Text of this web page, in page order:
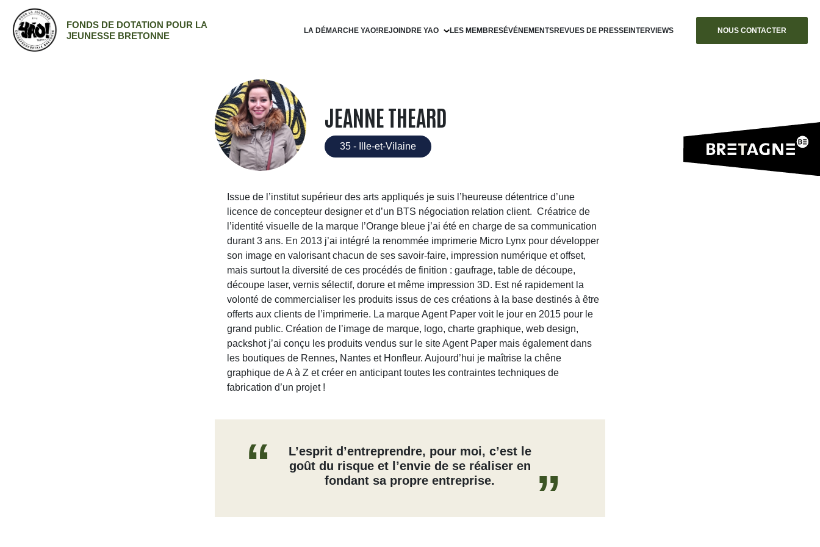
FONDS DE DOTATION POUR LA
JEUNESSE BRETONNE
LA DÉMARCHE YAO! REJOINDRE YAO LES MEMBRESÉVÉNEMENTSREVUES DE PRESSE INTERVIEWS NOUS CONTACTER
JEANNE THEARD
35 - Ille-et-Vilaine
Issue de l’institut supérieur des arts appliqués je suis l’heureuse détentrice d’une
licence de concepteur designer et d’un BTS négociation relation client. Créatrice de
l’identité visuelle de la marque l’Orange bleue j’ai été en charge de sa communication
durant 3 ans. En 2013 j’ai intégré la renommée imprimerie Micro Lynx pour développer
son image en valorisant chacun de ses savoir-faire, impression numérique et offset,
mais surtout la diversité de ces procédés de finition : gaufrage, table de découpe,
découpe laser, vernis sélectif, dorure et même impression 3D. Est né rapidement la
volonté de commercialiser les produits issus de ces créations à la base destinés à être
offerts aux clients de l’imprimerie. La marque Agent Paper voit le jour en 2015 pour le
grand public. Création de l’image de marque, logo, charte graphique, web design,
packshot j’ai conçu les produits vendus sur le site Agent Paper mais également dans
les boutiques de Rennes, Nantes et Honfleur. Aujourd’hui je maîtrise la chêne
graphique de A à Z et créer en anticipant toutes les contraintes techniques de
fabrication d’un projet !
L’esprit d’entreprendre, pour moi, c’est le
goût du risque et l’envie de se réaliser en
fondant sa propre entreprise.